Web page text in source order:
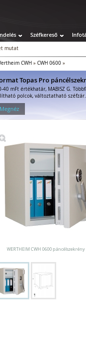
Széfkereső
mutat
CWH » CWH 0600 »
Topas Pro
40 mFt értékhatár, MABISZ G.
polcok, változtatható széfzár.
WERTHEIM CWH 0600 páncélszekrény